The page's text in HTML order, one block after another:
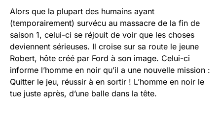
Alors que la plupart des humains ayant
(temporairement) survécu au massacre de la fin de
saison 1, celui-ci se réjouit de voir que les choses
deviennent sérieuses. Il croise sur sa route le jeune
Robert, hôte créé par Ford à son image. Celui-ci
informe l’homme en noir qu’il a une nouvelle mission :
Quitter le jeu, réussir à en sortir ! L’homme en noir le
tue juste après, d’une balle dans la tête.